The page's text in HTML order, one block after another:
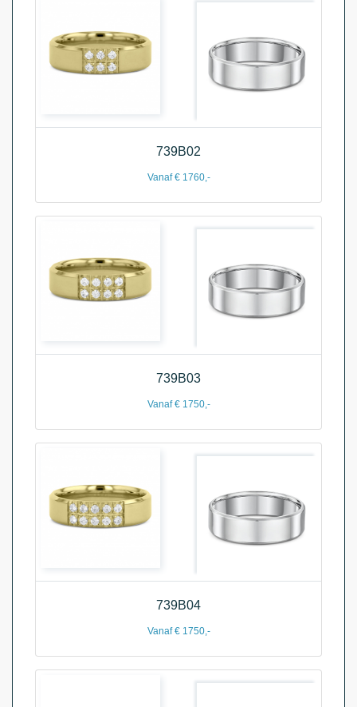
739B02
Vanaf € 1760,-
739B03
Vanaf € 1750,-
739B04
Vanaf € 1750,-